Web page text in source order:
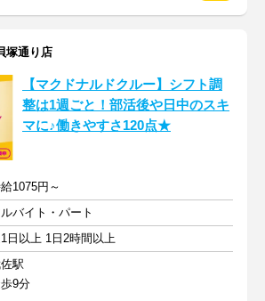
塚通り店
【マクドナルドクルー】シフト調
整は1週ごと！部活後や日中のスキ
マに♪働きやすさ120点★
1075円～
バイト・パート
日以上 1日2時間以上
駅
9分